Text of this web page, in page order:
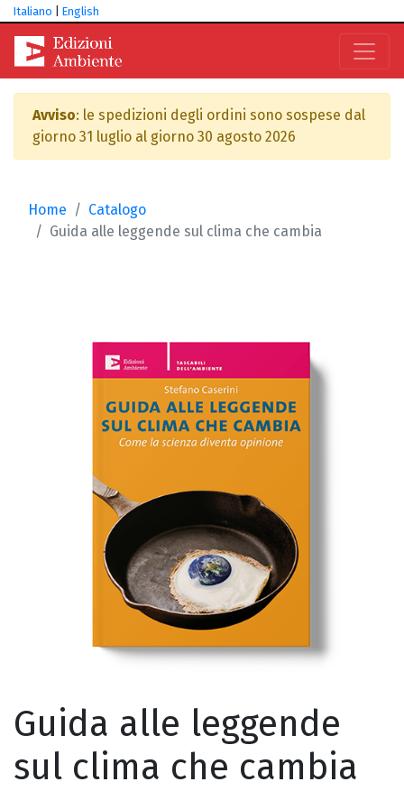
Italiano English
Avviso: le spedizioni degli ordini sono sospese dal
giorno 31 luglio al giorno 30 agosto 2026
Home
Catalogo
Guida alle leggende sul clima che cambia
Guida alle leggende
sul clima che cambia